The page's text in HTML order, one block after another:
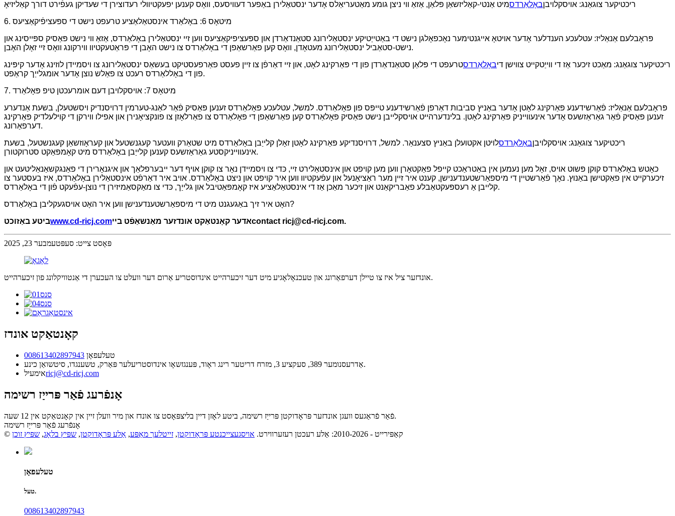
ריכטיקער צוגאַנג: אויסקלויבןבאָלאַרדסמיט אַנטי-קאַליזשאַן פּלאַן, אַזאַ ווי ניצן גומע מאַטעריאַלס אָדער ינסטאַלירן באַפער דעוויסעס, וואָס קענען יפעקטיוולי רעדוצירן די שעדיקן געפֿירט דורך קאַליזיאָ
6. מיטאָס 6: באָלאַרד אינסטאַלאַציע טרעפט נישט די ספּעציפֿיקאַציעס
פּראָבלעם אַנאַליז: עטלעכע הענדלער אָדער אויטאָ אייגנטימער נאָכפאָלגן נישט די באַטייַטיקע ינסטאַלירונג סטאַנדאַרדן און ספּעציפיקאַציעס ווען זיי ינסטאַלירן באָלאַרדס, אַזאַ ווי נישט פּאַסיק ספּייסינג און
נישט-סטאַביל ינסטאַלירונג מעטאָדן, וואָס קען פאַרשאַפן די באָלאַרדס צו נישט האָבן די פּראַטעקטיוו ווירקונג וואָס זיי זאָלן האָבן.
ריכטיקער צוגאַנג: מאַכט זיכער אַז די ווייַטקייט צווישן דיבאָלאַרדסטרעפט די פּלאַן סטאַנדאַרדן פון די פּאַרקינג לאָט, און זיי דאַרפֿן צו זיין פעסט פאַרפעסטיקט בעשאַס ינסטאַלירונג צו ויסמיידן לוזינג אָדער קיפּינג
פון די באָללאַרדס רעכט צו פאַלש נוצן אָדער אומגלייַך קראַפט.
7. מיטאָס 7: אויסקלויבן דעם אומרעכטן טיפ פּאָלאַרד
פּראָבלעם אַנאַליז: פֿאַרשידענע פּאַרקינג לאָטן אָדער באַניץ סביבות דאַרפן פֿאַרשידענע טייפּס פון פּאָלאַרדס. למשל, עטלעכע פּאָלאַרדס זענען פּאַסיק פֿאַר לאַנג-טערמין דרויסנדיק ויסשטעלן, בשעת אַנדערע
זענען פּאַסיק פֿאַר גאַראַזשעס אָדער אינעווייניק פּאַרקינג לאָטן. בלינדערהייט אויסקלייבן נישט פּאַסיק פּאָלאַרדס קען פאַרשאַפן די פּאָלאַרדס צו פאַרלאָזן צו פונקציאָנירן און אפילו ווירקן די קוילעלדיק פּאַרקינג
דערפאַרונג.
ריכטיקער צוגאַנג: אויסקלויבןבאָלאַרדסלויטן אקטועלן באַניץ סצענאַר. למשל, דרויסנדיקע פּאַרקינג לאָטן זאָלן קלייַבן באָלאַרדס מיט שטאַרק וועטער קעגנשטעל און קעראָוזשאַן קעגנשטעל, בשעת
אינעווייניקסטע גאַראַזשעס קענען קלייַבן באָלאַרדס מיט קאָמפּאַקט סטרוקטורן.
כאָטש באָלאַרדס קוקן פּשוט אויס, זאָל מען נעמען אין באַטראַכט קייפל פאַקטאָרן ווען מען קויפט און אינסטאַלירט זיי, כּדי צו ויסמיידן נאָר צו קוקן אויף דער ייבערפלאַך און איגנאָרירן די פאַנגקשאַנאַליטעט און
זיכערקייט אין פאַקטישן באַנוץ. נאָך פֿאַרשטיין די מיספאַרשטענדענישן, קענט איר זיין מער ראַציאָנעל און עפֿעקטיוו ווען איר קויפט און ניצט באָלאַרדס. אויב איר דאַרפֿט אינסטאַלירן באָלאַרדס, איז בעסטער צו
קלייבן אַ רעספּעקטאַבלע פאַבריקאַנט און זיכער מאַכן אַז די אינסטאַלאַציע איז קאָמפּאַטיבל און גלייַך, כּדי צו מאַקסאַמיזירן די נוצן-עפֿעקט פֿון די באָלאַרדס.
האָט איר זיך באַגעגנט מיט די מיספאַרשטענדענישן ווען איר האָט אויסגעקליבן באָלאַרדס?
ביטע באַזוכטwww.cd-ricj.comאדער קאָנטאַקט אונדזער מאַנשאַפֿט בייcontact ricj@cd-ricj.com.
פּאָסט צייט: סעפּטעמבער 23, 2025
אונדזער ציל איז צו טיילן דערפאַרונג און טעכנאָלאָגיע מיט דער זיכערהייט אינדוסטריע אַרום דער וועלט צו העכערן די אַנטוויקלונג פון זיכערהייט.
קאָנטאַקט אונדז
טעלעפאָן 008613402897943
אַדרעסנומער 389, סעקציע 3, מזרח דריטער רינג ראָוד, פּענגזשאָו אינדוסטריעלער פּאַרק, טשענגדו, סיטשואַן כינע.
אימעילricj@cd-ricj.com
אָנפֿרעג פֿאַר פּרייַז רשימה
פֿאַר פֿראַגעס וועגן אונדזער פּראָדוקטן פּרייַז רשימה, ביטע לאָזן דיין בליצפּאָסט צו אונדז און מיר וועלן זיין אין קאָנטאַקט אין 12 שעה.
אָנפֿרעג פֿאַר פּרייַז רשימה
© קאַפּירייט - 2010-2026: אַלע רעכטן רעזערווירט.
אויסגעצייכנטע פּראָדוקטן, זייטלעך מאַפּע, אַלע פּראָדוקטן, שפּיץ בלאָג, שפּיץ זוכן
טעלעפאָן
טעל.
008613402897943